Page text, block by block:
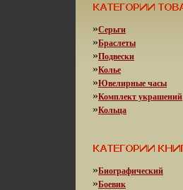
»Серьги
»Браслеты
»Подвески
»Колье
»Ювелирные часы
»Комплект украшений
»Кольца
»Биографический
»Боевик